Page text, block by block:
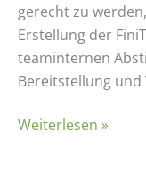
gerecht zu
Erstellung der
teaminternen
Bereitstellung
Work)
der
Querschnittstelle
Betriebswirtschaft
Projekt
Weiterlesen »